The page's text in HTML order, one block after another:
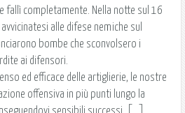
fallì completamente. Nella notte sul 16
alle difese nemiche sul
bombe che sconvolsero i
ai difensori.
ed efficace delle artiglierie, le nostre
offensiva in più punti lungo la